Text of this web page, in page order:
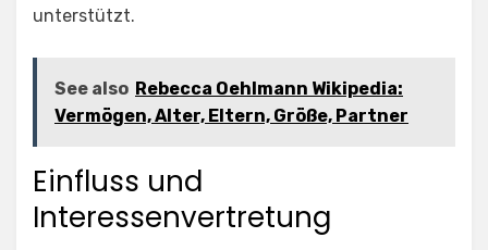
unterstützt.
See also Rebecca Oehlmann Wikipedia:
Vermögen, Alter, Eltern, Größe, Partner
Einfluss und
Interessenvertretung